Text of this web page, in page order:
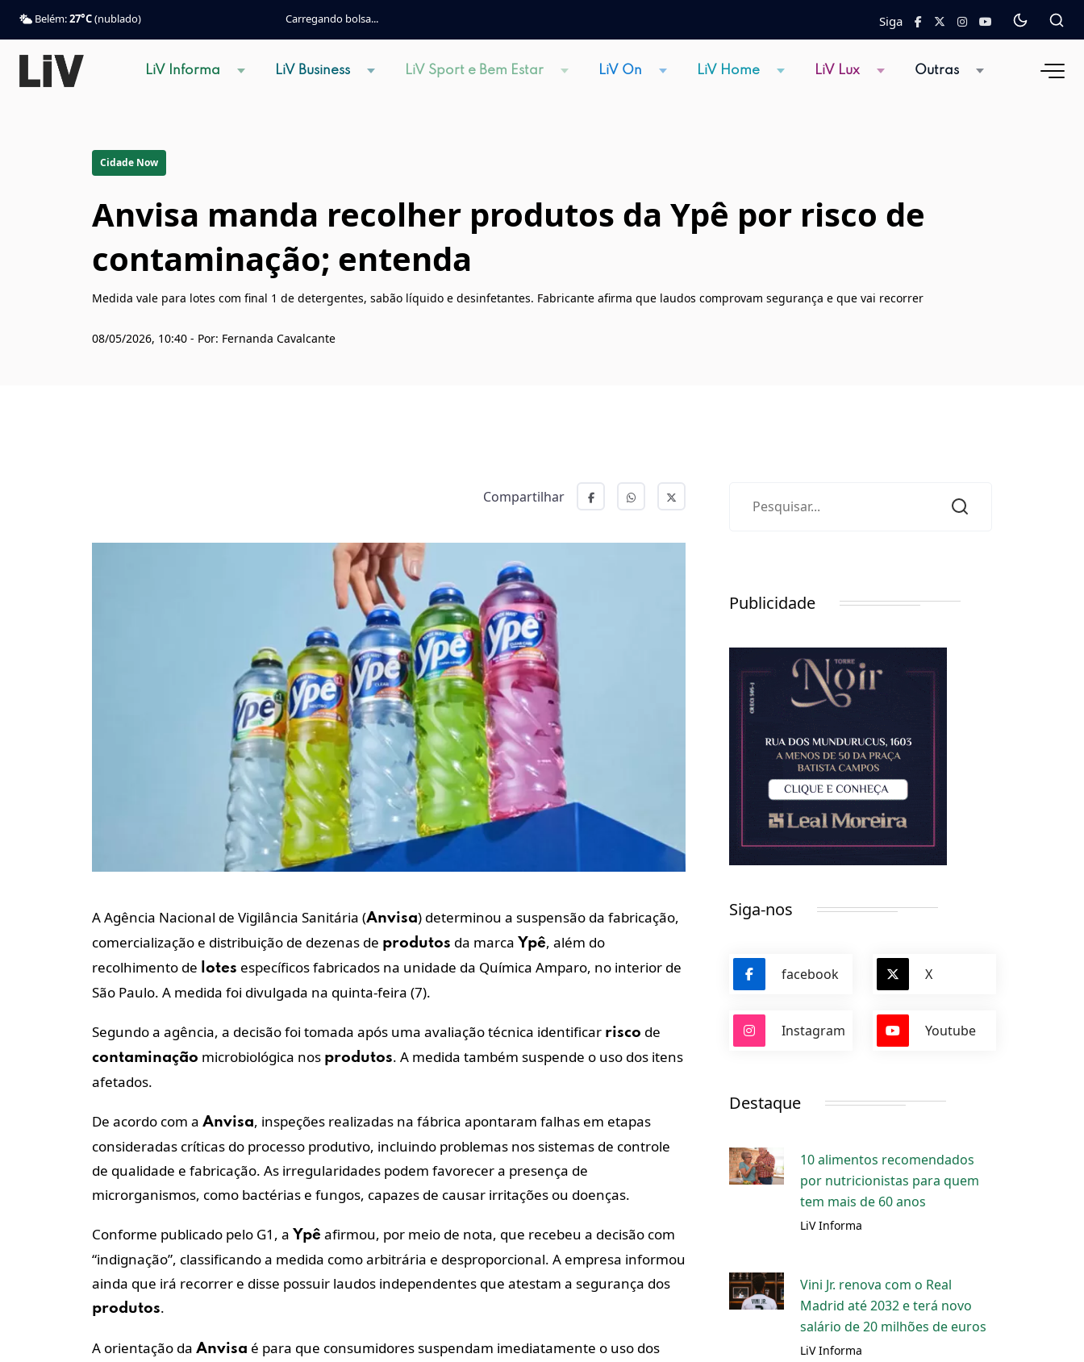
Belém:27°C(nublado) Carregando bolsa... Siga
LiV Informa LiV Business LiV Sport e Bem Estar LiV On LiV Home LiV Lux Outras
Cidade Now
Anvisa manda recolher produtos da Ypê por risco de
contaminação; entenda
Medida vale para lotes com final 1 de detergentes, sabão líquido e desinfetantes. Fabricante afirma que laudos comprovam segurança e que vai recorrer
08/05/2026, 10:40 - Por: Fernanda Cavalcante
Compartilhar
A Agência Nacional de Vigilância Sanitária (Anvisa) determinou a suspensão da fabricação,
comercialização e distribuição de dezenas de produtos da marca Ypê, além do
recolhimento de lotes específicos fabricados na unidade da Química Amparo, no interior de
São Paulo. A medida foi divulgada na quinta-feira (7).
Segundo a agência, a decisão foi tomada após uma avaliação técnica identificar risco de
contaminação microbiológica nos produtos. A medida também suspende o uso dos itens
afetados.
De acordo com a Anvisa, inspeções realizadas na fábrica apontaram falhas em etapas
consideradas críticas do processo produtivo, incluindo problemas nos sistemas de controle
de qualidade e fabricação. As irregularidades podem favorecer a presença de
microrganismos, como bactérias e fungos, capazes de causar irritações ou doenças.
Conforme publicado pelo G1, a Ypê afirmou, por meio de nota, que recebeu a decisão com
“indignação”, classificando a medida como arbitrária e desproporcional. A empresa informou
ainda que irá recorrer e disse possuir laudos independentes que atestam a segurança dos
produtos.
A orientação da Anvisa é para que consumidores suspendam imediatamente o uso dos
Publicidade
Siga-nos
facebook X
Instagram Youtube
Destaque
10 alimentos recomendados
por nutricionistas para quem
tem mais de 60 anos
LiV Informa
Vini Jr. renova com o Real
Madrid até 2032 e terá novo
salário de 20 milhões de euros
LiV Informa